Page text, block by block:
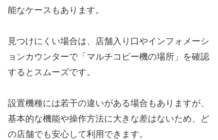
能なケースもあります。
見つけにくい場合は、店舗入り口やインフォメーシ
ョンカウンターで「マルチコピー機の場所」を確認
するとスムーズです。
設置機種には若干の違いがある場合もありますが、
基本的な機能や操作方法に大きな差はないため、ど
の店舗でも安心して利用できます。